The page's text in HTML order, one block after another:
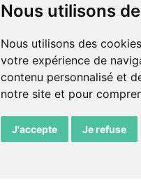
Nous utilisons
Nous utilisons des
votre expérience de
contenu personnalisé et
notre site et pour
J'accepte Je refuse